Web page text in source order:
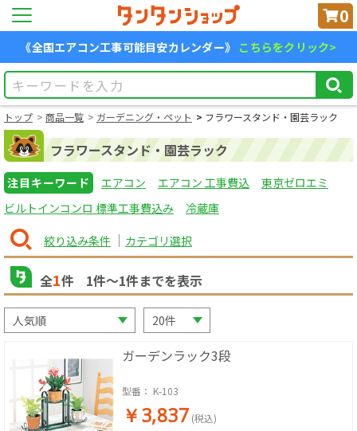
0
《全国エアコン工事可能目安カレンダー》 こちらをクリック>
トップ 商品一覧 ガーデニング・ペット フラワースタンド・園芸ラック
フラワースタンド・園芸ラック
注目キーワード エアコン エアコン 工事費込
東京ゼロエミ
ビルトインコンロ 標準工事費込み
冷蔵庫
絞り込み条件 カテゴリ選択
全1件 1件〜1件までを表示
ガーデンラック3段
型番： K-103_
￥3,837 (税込)